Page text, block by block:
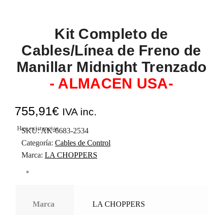
Kit Completo de
Cables/Línea de Freno de
Manillar Midnight Trenzado
- ALMACEN USA-
755,91€ IVA inc.
Hay existencias
SKU:AK-6683-2534
Categoría: Cables de Control
Marca: LA CHOPPERS
Marca LA CHOPPERS